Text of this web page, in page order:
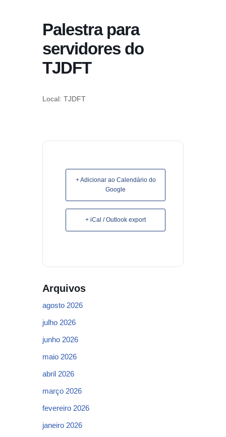
Palestra para
servidores do
TJDFT
Local: TJDFT
+ Adicionar ao Calendário do
Google
+ iCal / Outlook export
Arquivos
agosto 2026
julho 2026
junho 2026
maio 2026
abril 2026
março 2026
fevereiro 2026
janeiro 2026